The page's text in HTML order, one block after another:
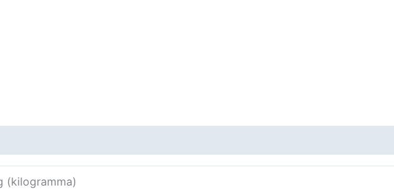
(kilogramma)